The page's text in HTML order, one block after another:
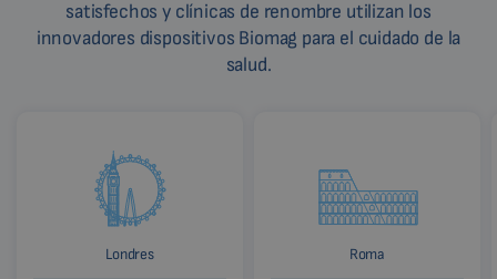
satisfechos y clínicas de renombre utilizan los
innovadores dispositivos Biomag para el cuidado de la
salud.
Londres Roma